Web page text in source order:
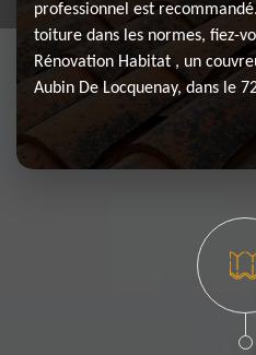
professionnel est
toiture dans les normes, fiez-
Rénovation Habitat , un
Aubin De Locquenay, dans le